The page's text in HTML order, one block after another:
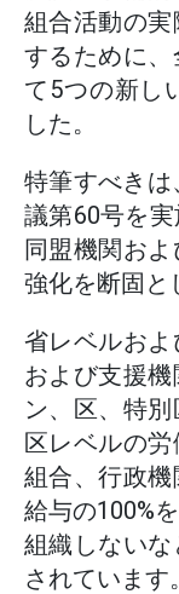
組合活動の
するために、
て5つの新し
した。
特筆すべき
議第60号を
同盟機関お
強化を断固と
省レベルお
および支援
ン、区、特
区レベルの
組合、行政
給与の100%
組織しない
されています。